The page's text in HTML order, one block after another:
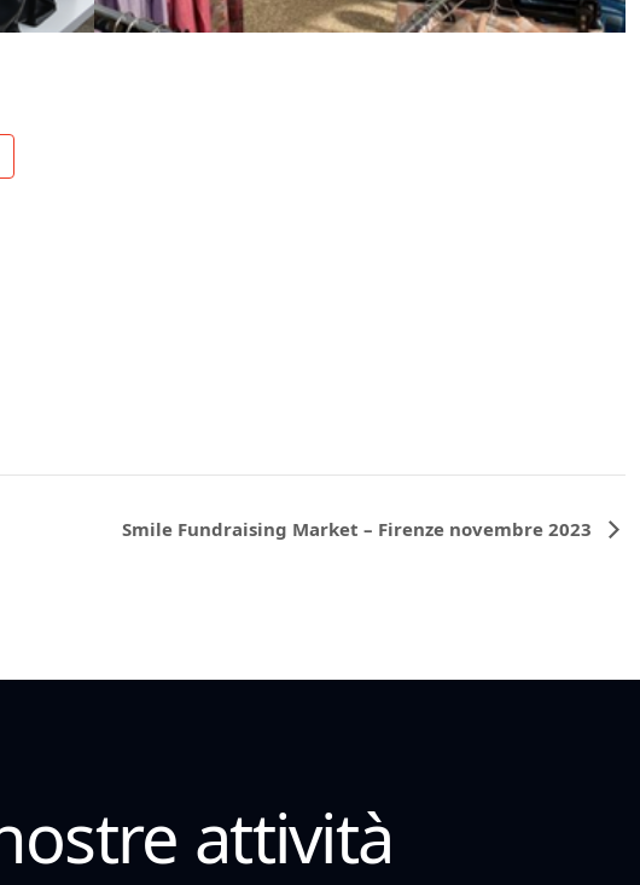
Smile Fundraising Market – Firenze novembre 2023
attività